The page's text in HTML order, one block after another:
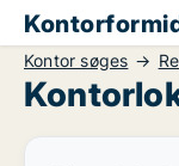
Kontor søges